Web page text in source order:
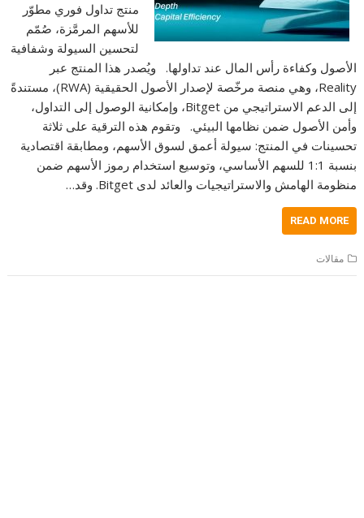
منتج تداول فوري مطوّر
للأسهم المرمَّزة، صُمّم
لتحسين السيولة وشفافية
الأصول وكفاءة رأس المال عند تداولها. ويُصدر هذا المنتج عبر
Reality، وهي منصة مرخّصة لإصدار الأصول الحقيقية (RWA)، مستندةً
إلى الدعم الاستراتيجي من Bitget، وإمكانية الوصول إلى التداول،
وأمن الأصول ضمن نظامها البيئي. وتقوم هذه الترقية على ثلاثة
تحسينات في المنتج: سيولة أعمق لسوق الأسهم، ومطابقة اقتصادية
بنسبة 1:1 للسهم الأساسي، وتوسيع استخدام رموز الأسهم ضمن
منظومة الهامش والاستراتيجيات والعائد لدى Bitget. وقد…
READ MORE
مقالات